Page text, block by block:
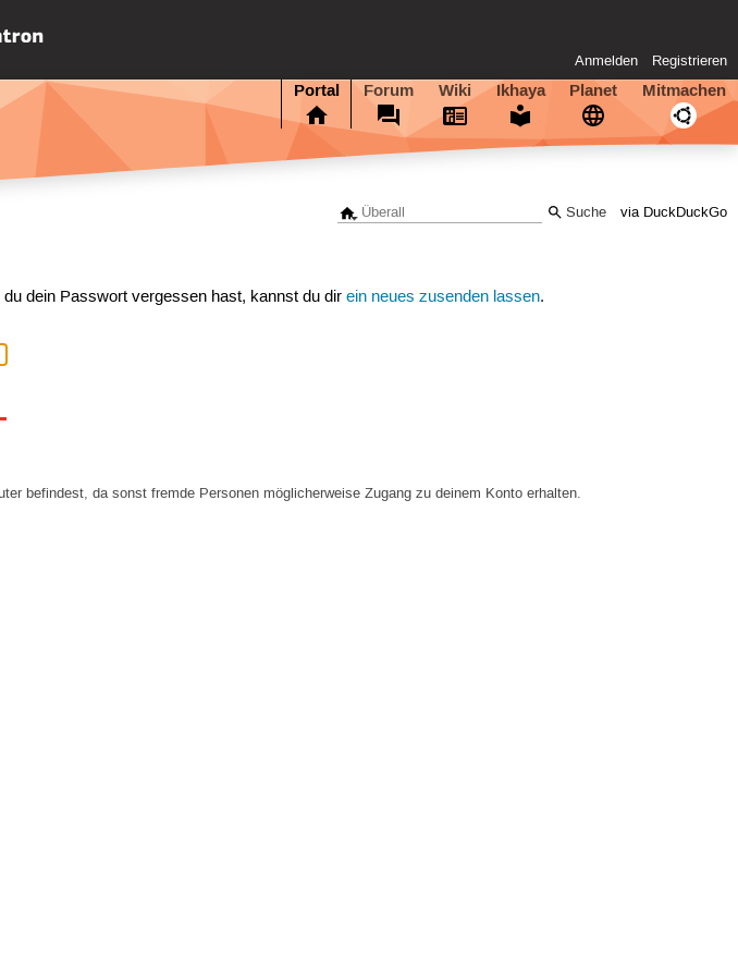
Anmelden Registrieren
Portal Forum Wiki Ikhaya Planet Mitmachen
via DuckDuckGo
du dein Passwort vergessen hast, kannst du direin neues zusenden lassen.
befindest, da sonst fremde Personen möglicherweise Zugang zu deinem Konto erhalten.